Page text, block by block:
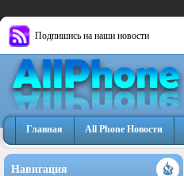
Подпишись на наши новости
Главная All Phone Новости
Навигация